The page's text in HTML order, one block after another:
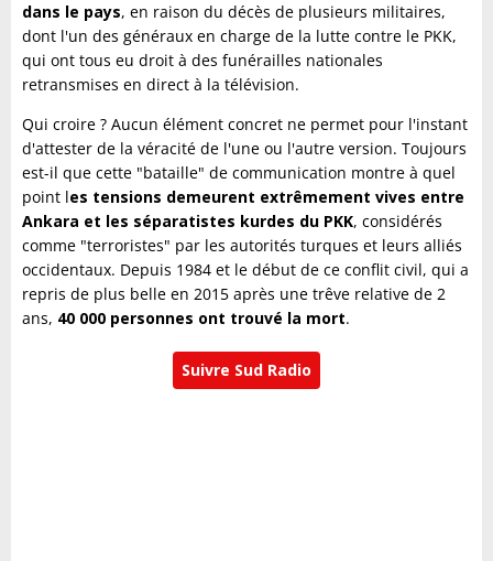
dans le pays, en raison du décès de plusieurs militaires,
dont l'un des généraux en charge de la lutte contre le PKK,
qui ont tous eu droit à des funérailles nationales
retransmises en direct à la télévision.
Qui croire ? Aucun élément concret ne permet pour l'instant
d'attester de la véracité de l'une ou l'autre version. Toujours
est-il que cette "bataille" de communication montre à quel
point les tensions demeurent extrêmement vives entre
Ankara et les séparatistes kurdes du PKK, considérés
comme "terroristes" par les autorités turques et leurs alliés
occidentaux. Depuis 1984 et le début de ce conflit civil, qui a
repris de plus belle en 2015 après une trêve relative de 2
ans, 40 000 personnes ont trouvé la mort.
Suivre Sud Radio